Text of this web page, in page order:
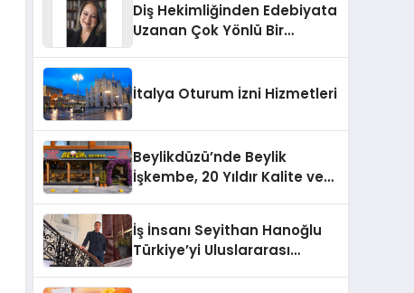
Diş Hekimliğinden Edebiyata
Uzanan Çok Yönlü Bir
İtalya Oturum İzni Hizmetleri
Beylikdüzü’nde Beylik
İşkembe, 20 Yıldır Kalite ve
İş İnsanı Seyithan Hanoğlu
Türkiye’yi Uluslararası